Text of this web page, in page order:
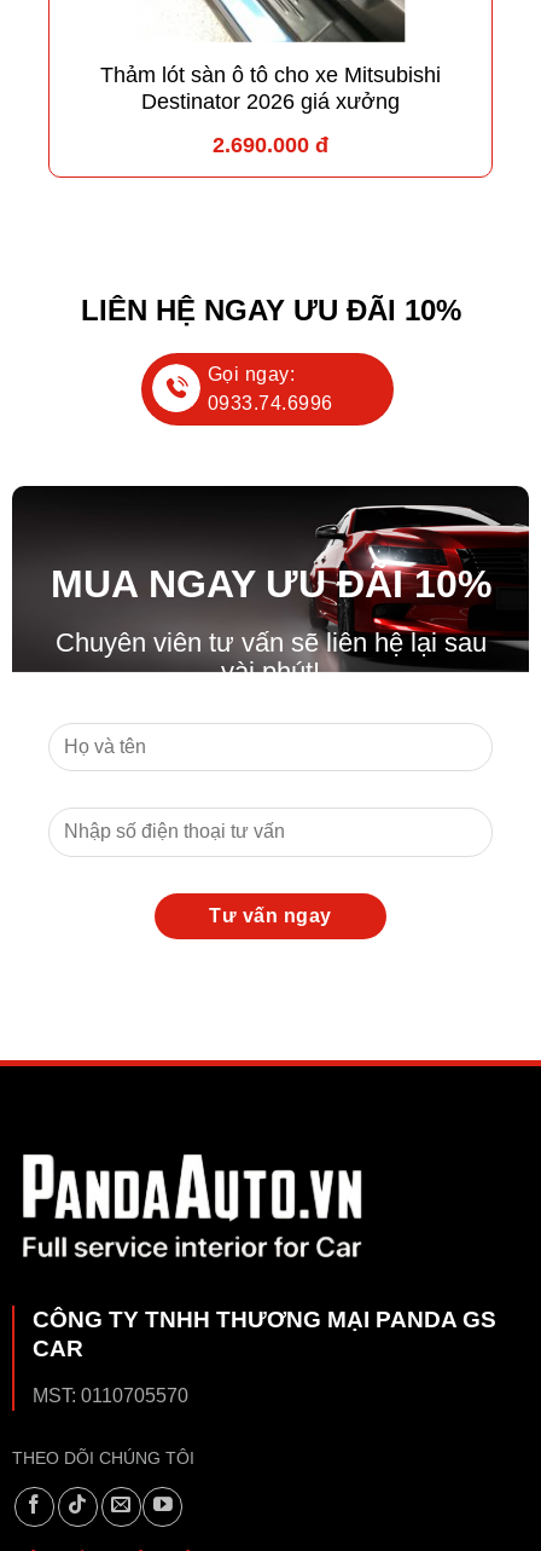
Thảm lót sàn ô tô cho xe Mitsubishi
Destinator 2026 giá xưởng
2.690.000 đ
LIÊN HỆ NGAY ƯU ĐÃI 10%
Gọi ngay:
0933.74.6996
MUA NGAY ƯU ĐÃI10%
Chuyên viên tư vấn sẽ liên hệ lại sau
vài phút!
CÔNG TY TNHH THƯƠNG MẠI PANDA GS
CAR
MST: 0110705570
THEO DÕI CHÚNG TÔI